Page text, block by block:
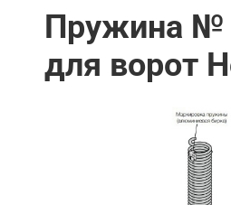
Пружина №
для ворот